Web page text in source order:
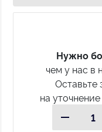
Нужно
чем у нас в
Оставьте
на